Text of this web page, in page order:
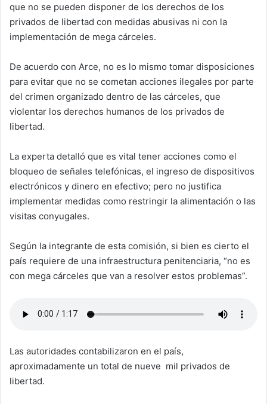
que no se pueden disponer de los derechos de los
privados de libertad con medidas abusivas ni con la
implementación de mega cárceles.
De acuerdo con Arce, no es lo mismo tomar disposiciones
para evitar que no se cometan acciones ilegales por parte
del crimen organizado dentro de las cárceles, que
violentar los derechos humanos de los privados de
libertad.
La experta detalló que es vital tener acciones como el
bloqueo de señales telefónicas, el ingreso de dispositivos
electrónicos y dinero en efectivo; pero no justifica
implementar medidas como restringir la alimentación o las
visitas conyugales.
Según la integrante de esta comisión, si bien es cierto el
país requiere de una infraestructura penitenciaria, “no es
con mega cárceles que van a resolver estos problemas”.
Las autoridades contabilizaron en el país,
aproximadamente un total de nueve mil privados de
libertad.